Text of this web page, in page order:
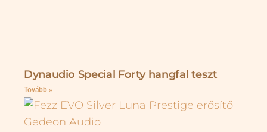
Dynaudio Special Forty hangfal teszt
Tovább »